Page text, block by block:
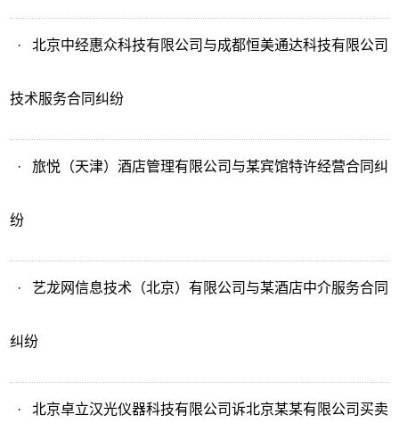
·北京中经惠众科技有限公司与成都恒美通达科技有限公司
技术服务合同纠纷
·旅悦（天津）酒店管理有限公司与某宾馆特许经营合同纠
纷
· 艺龙网信息技术（北京）有限公司与某酒店中介服务合同
纠纷
·北京卓立汉光仪器科技有限公司诉北京某某有限公司买卖